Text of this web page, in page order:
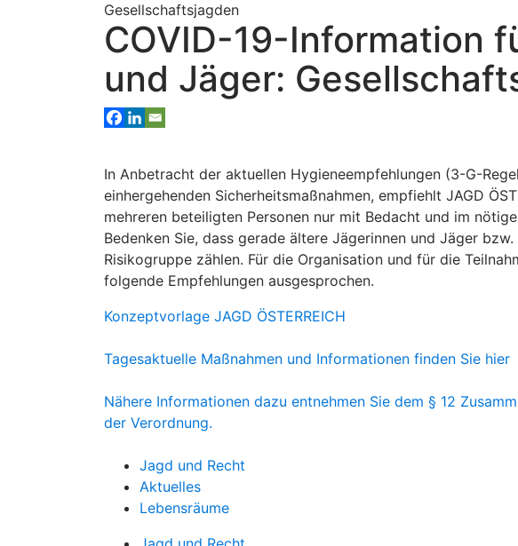
Gesellschaftsjagden
COVID-19-Information
und Jäger:
In Anbetracht der aktuellen Hygieneempfehlungen (3-G-
einhergehenden Sicherheitsmaßnahmen, empfiehlt JAGD
mehreren beteiligten Personen nur mit Bedacht und im
Bedenken Sie, dass gerade ältere Jägerinnen und Jäger
Risikogruppe zählen. Für die Organisation und für die
folgende Empfehlungen ausgesprochen.
Konzeptvorlage JAGD ÖSTERREICH
Tagesaktuelle Maßnahmen und Informationen finden Sie hier
Nähere Informationen dazu entnehmen Sie dem § 12
der Verordnung.
Jagd und Recht
Aktuelles
Lebensräume